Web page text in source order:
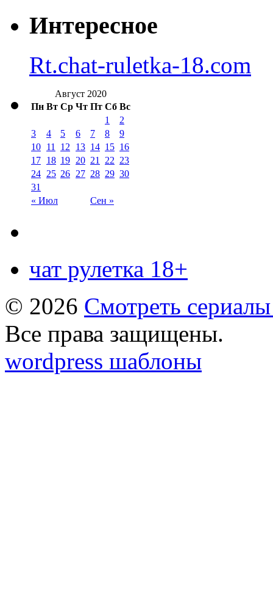
Интересное
Rt.chat-ruletka-18.com
Август 2020
Пн Вт Ср Чт Пт Сб Вс
« Июл Сен »
1
2
3
4 5 6 7 8
9
10 11 12 13 14 15 16
17 18 19 20 21 22 23
24 25 26 27 28 29 30
31
чат рулетка 18+
© 2026 Смотреть
Все права защищены.
wordpress шаблоны